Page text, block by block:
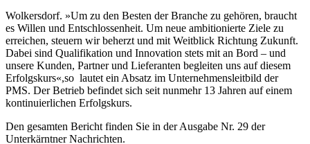
Wolkersdorf. »Um zu den Besten der Branche zu gehören, braucht
es Willen und Entschlossenheit. Um neue ambitionierte Ziele zu
erreichen, steuern wir beherzt und mit Weitblick Richtung Zukunft.
Dabei sind Qualifikation und Innovation stets mit an Bord – und
unsere Kunden, Partner und Lieferanten begleiten uns auf diesem
Erfolgskurs«,so lautet ein Absatz im Unternehmensleitbild der
PMS. Der Betrieb befindet sich seit nunmehr 13 Jahren auf einem
kontinuierlichen Erfolgskurs.
Den gesamten Bericht finden Sie in der Ausgabe Nr. 29 der
Unterkärntner Nachrichten.